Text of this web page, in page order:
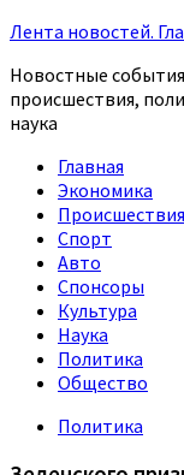
Лента новостей.
Новостные
происшествия,
наука
Главная
Экономика
Происшествия
Спорт
Авто
Спонсоры
Культура
Наука
Политика
Общество
Политика